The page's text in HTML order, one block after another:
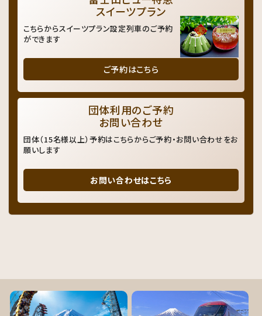
スイーツプラン
こちらからスイーツプラン設定列車のご予約
ができます
ご予約はこちら
団体利用のご予約
お問い合わせ
団体（15名様以上）予約はこちらからご予約・お問い合わせをお
願いします
お問い合わせはこちら